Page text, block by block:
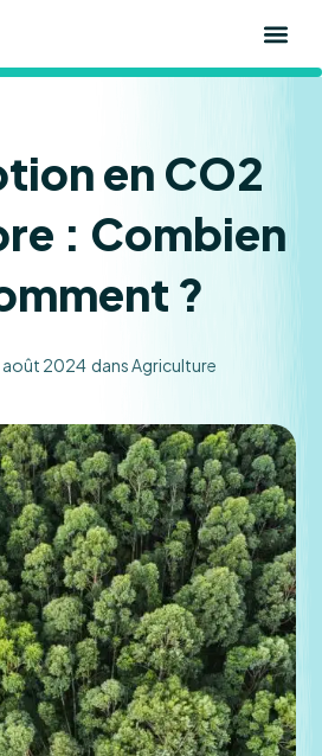
en CO2
: Combien
?
août 2024 dansAgriculture